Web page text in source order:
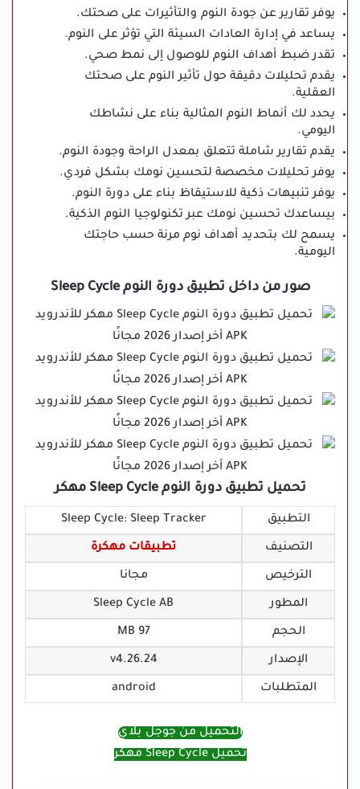
يوفر تقارير عن جودة النوم والتأثيرات على صحتك.
يساعد في إدارة العادات السيئة التي تؤثر على النوم.
تقدر ضبط أهداف النوم للوصول إلى نمط صحي.
يقدم تحليلات دقيقة حول تأثير النوم على صحتك
العقلية.
يحدد لك أنماط النوم المثالية بناء على نشاطك
اليومي.
يقدم تقارير شاملة تتعلق بمعدل الراحة وجودة النوم.
يوفر تحليلات مخصصة لتحسين نومك بشكل فردي.
يوفر تنبيهات ذكية للاستيقاظ بناء على دورة النوم.
بيساعدك تحسين نومك عبر تكنولوجيا النوم الذكية.
يسمح لك بتحديد أهداف نوم مرنة حسب حاجتك
اليومية.
صور من داخل تطبيق دورة النوم Sleep Cycle
تحميل تطبيق دورة النوم Sleep Cycle مهكر
التطبيق Sleep Cycle: Sleep Tracker
التصنيف تطبيقات مهكرة
الترخيص مجانا
المطور Sleep Cycle AB‏
الحجم 97 MB
الإصدار v4.26.24
المتطلبات android
التحميل من جوجل بلاي
تحميل Sleep Cycle مهكر